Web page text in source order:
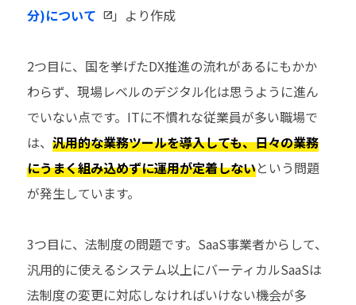
分)について
」より作成
2つ目に、国を挙げたDX推進の流れがあるにもかか
わらず、現場レベルのデジタル化は思うように進ん
でいない点です。ITに不慣れな従業員が多い職場で
は、 汎用的な業務ツールを導入しても、日々の業務
にうまく組み込めずに運用が定着しないという問題
が発生しています。
3つ目に、法制度の問題です。SaaS事業者からして、
汎用的に使えるシステム以上にバーティカルSaaSは
法制度の変更に対応しなければいけない機会が多